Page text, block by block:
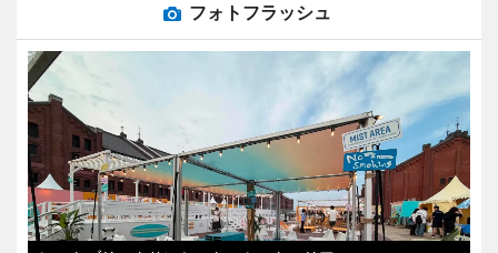
フォトフラッシュ